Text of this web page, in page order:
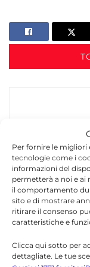
Per fornire le migliori
tecnologie come i
informazioni del
permetterà a noi e ai
il comportamento
sito e di mostrare
ritirare il consenso
caratteristiche e
Clicca qui sotto per
dettagliate. Le tue
La redazione
da
offrire
politica, alla
team